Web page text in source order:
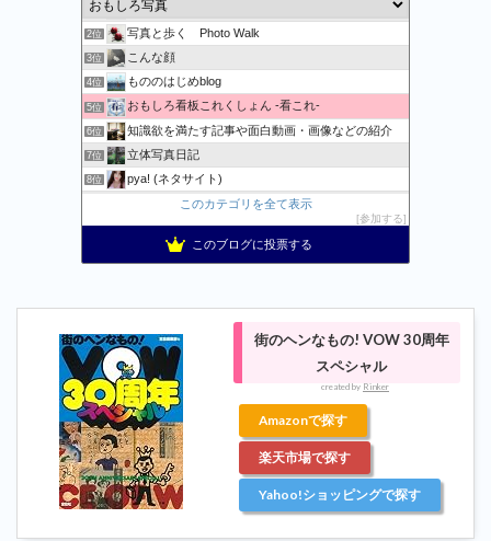
1位 万物秘宝館
2位 写真と歩く Photo Walk
3位 こんな顔
4位 もののはじめblog
5位 おもしろ看板これくしょん -看これ-
6位 知識欲を満たす記事や面白動画・画像などの紹介
7位 立体写真日記
8位 pya! (ネタサイト)
記事一覧 | 野鳥との日常生活を綴る - 楽天ブログ
10位 おまたせくまちゃん、たま〜に更新。
Apple・任天堂情報局
おとぼけワールドワイド
15位 おもしろ・ビックリ画像集
このカテゴリを全て表示
参加する
このブログに投票する
街のヘンなもの! VOW 30周年
スペシャル
created by Rinker
Amazonで探す
楽天市場で探す
Yahoo!ショッピングで探す